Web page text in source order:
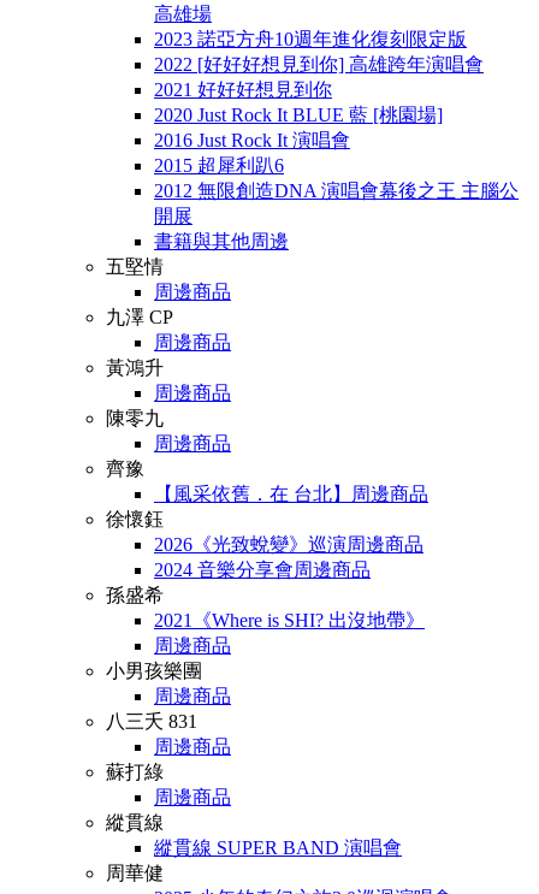
高雄場
2023 諾亞方舟10週年進化復刻限定版
2022 [好好好想見到你] 高雄跨年演唱會
2021 好好好想見到你
2020 Just Rock It BLUE 藍 [桃園場]
2016 Just Rock It 演唱會
2015 超犀利趴6
2012 無限創造DNA 演唱會幕後之王 主腦公
開展
書籍與其他周邊
五堅情
周邊商品
九澤 CP
周邊商品
黃鴻升
周邊商品
陳零九
周邊商品
齊豫
【風采依舊．在 台北】周邊商品
徐懷鈺
2026《光致蛻變》巡演周邊商品
2024 音樂分享會周邊商品
孫盛希
2021《Where is SHI? 出沒地帶》
周邊商品
小男孩樂團
周邊商品
八三夭 831
周邊商品
蘇打綠
周邊商品
縱貫線
縱貫線 SUPER BAND 演唱會
周華健